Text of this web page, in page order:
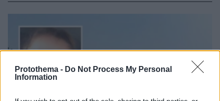
Protothema - Do Not Process My Personal
Information